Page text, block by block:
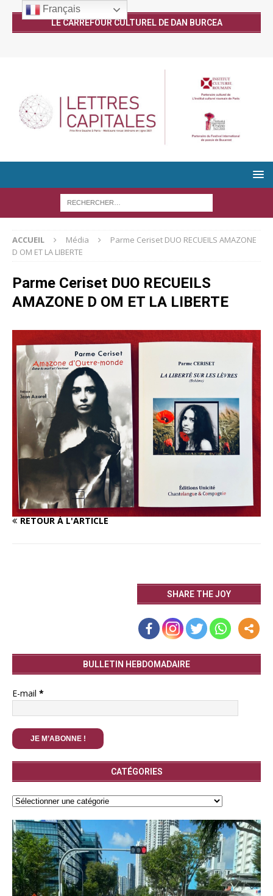
LE CARREFOUR CULTUREL DE DAN BURCEA
ACCUEIL Média
Parme Ceriset DUO RECUEILS AMAZONE
D OM ET LA LIBERTE
Parme Ceriset DUO RECUEILS
AMAZONE D OM ET LA LIBERTE
RETOUR À L'ARTICLE
SHARE THE JOY
BULLETIN HEBDOMADAIRE
E-mail *
CATÉGORIES
Français